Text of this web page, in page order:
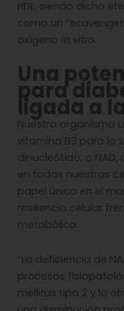
HDL, siendo dicho
como un
oxígeno in vitro.
Una
para
ligada a
Nuestro organismo
vitamina B3 para la
dinucleótido, o
en todas nuestras
papel único en el
resiliencia celular
metabólico.
“La deficiencia de
procesos
mellitus tipo 2 y la